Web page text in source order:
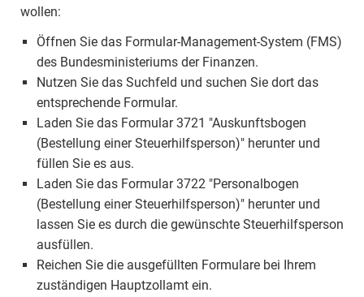
wollen:
Öffnen Sie das Formular-Management-System (FMS)
des Bundesministeriums der Finanzen.
Nutzen Sie das Suchfeld und suchen Sie dort das
entsprechende Formular.
Laden Sie das Formular 3721 "Auskunftsbogen
(Bestellung einer Steuerhilfsperson)" herunter und
füllen Sie es aus.
Laden Sie das Formular 3722 "Personalbogen
(Bestellung einer Steuerhilfsperson)" herunter und
lassen Sie es durch die gewünschte Steuerhilfsperson
ausfüllen.
Reichen Sie die ausgefüllten Formulare bei Ihrem
zuständigen Hauptzollamt ein.